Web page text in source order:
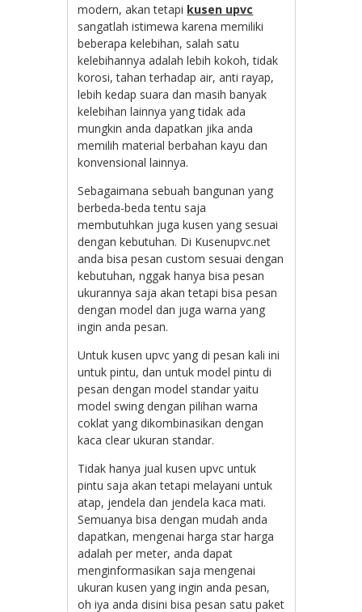
modern, akan tetapi kusen upvc
sangatlah istimewa karena memiliki
beberapa kelebihan, salah satu
kelebihannya adalah lebih kokoh, tidak
korosi, tahan terhadap air, anti rayap,
lebih kedap suara dan masih banyak
kelebihan lainnya yang tidak ada
mungkin anda dapatkan jika anda
memilih material berbahan kayu dan
konvensional lainnya.
Sebagaimana sebuah bangunan yang
berbeda-beda tentu saja
membutuhkan juga kusen yang sesuai
dengan kebutuhan. Di Kusenupvc.net
anda bisa pesan custom sesuai dengan
kebutuhan, nggak hanya bisa pesan
ukurannya saja akan tetapi bisa pesan
dengan model dan juga warna yang
ingin anda pesan.
Untuk kusen upvc yang di pesan kali ini
untuk pintu, dan untuk model pintu di
pesan dengan model standar yaitu
model swing dengan pilihan warna
coklat yang dikombinasikan dengan
kaca clear ukuran standar.
Tidak hanya jual kusen upvc untuk
pintu saja akan tetapi melayani untuk
atap, jendela dan jendela kaca mati.
Semuanya bisa dengan mudah anda
dapatkan, mengenai harga star harga
adalah per meter, anda dapat
menginformasikan saja mengenai
ukuran kusen yang ingin anda pesan,
oh iya anda disini bisa pesan satu paket